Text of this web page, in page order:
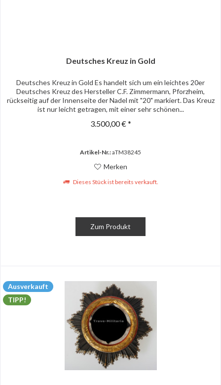
Deutsches Kreuz in Gold
Deutsches Kreuz in Gold Es handelt sich um ein leichtes 20er
Deutsches Kreuz des Hersteller C.F. Zimmermann, Pforzheim,
rückseitig auf der Innenseite der Nadel mit "20" markiert. Das Kreuz
ist nur leicht getragen, mit einer sehr schönen...
3.500,00 € *
Artikel-Nr.:aTM38245
Merken
Dieses Stück ist bereits verkauft.
Zum Produkt
Ausverkauft
TIPP!